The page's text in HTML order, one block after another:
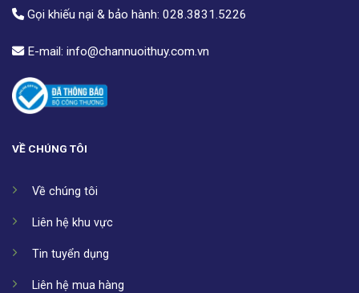
Gọi khiếu nại & bảo hành: 028.3831.5226
E-mail: info@channuoithuy.com.vn
VỀ CHÚNG TÔI
Về chúng tôi
Liên hệ khu vực
Tin tuyển dụng
Liên hệ mua hàng